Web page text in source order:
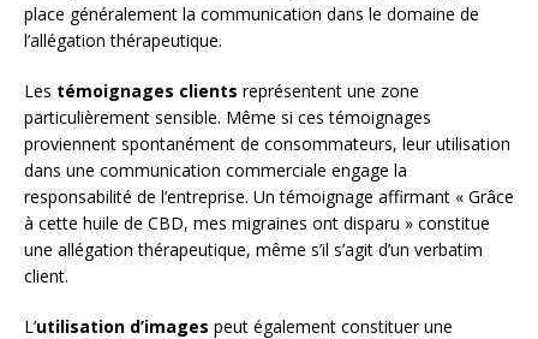
place généralement la communication dans le domaine de
l’allégation thérapeutique.
Les témoignages clients représentent une zone
particulièrement sensible. Même si ces témoignages
proviennent spontanément de consommateurs, leur utilisation
dans une communication commerciale engage la
responsabilité de l’entreprise. Un témoignage affirmant « Grâce
à cette huile de CBD, mes migraines ont disparu » constitue
une allégation thérapeutique, même s’il s’agit d’un verbatim
client.
L’utilisation d’images peut également constituer une